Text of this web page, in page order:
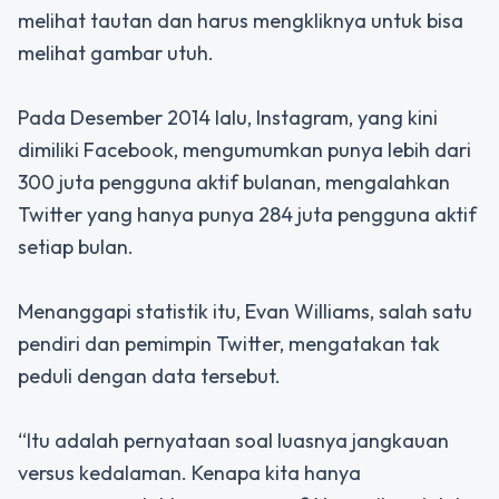
melihat tautan dan harus mengkliknya untuk bisa
melihat gambar utuh.
Pada Desember 2014 lalu, Instagram, yang kini
dimiliki Facebook, mengumumkan punya lebih dari
300 juta pengguna aktif bulanan, mengalahkan
Twitter yang hanya punya 284 juta pengguna aktif
setiap bulan.
Menanggapi statistik itu, Evan Williams, salah satu
pendiri dan pemimpin Twitter, mengatakan tak
peduli dengan data tersebut.
“Itu adalah pernyataan soal luasnya jangkauan
versus kedalaman. Kenapa kita hanya